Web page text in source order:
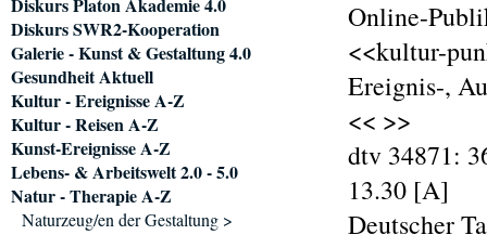
Online-
<<kultur-
Ereignis-,
<< >>
dtv 34871:
13.30 [A]
Deutscher
Diskurs SWR2-Kooperation
Galerie - Kunst & Gestaltung 4.0
Gesundheit Aktuell
Kultur - Ereignisse A-Z
Kultur - Reisen A-Z
Kunst-Ereignisse A-Z
Lebens- & Arbeitswelt 2.0 - 5.0
Natur - Therapie A-Z
Naturzeug/en der Gestaltung >